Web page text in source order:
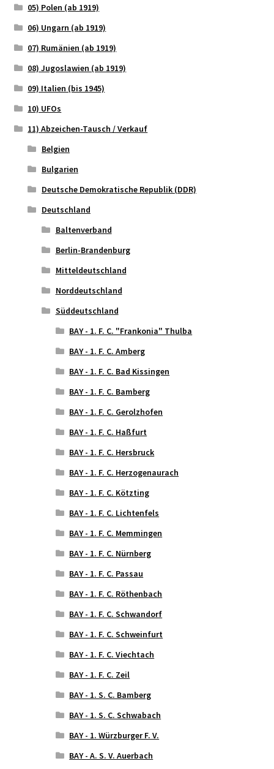
05) Polen (ab 1919)
06) Ungarn (ab 1919)
07) Rumänien (ab 1919)
08) Jugoslawien (ab 1919)
09) Italien (bis 1945)
10) UFOs
11) Abzeichen-Tausch / Verkauf
Belgien
Bulgarien
Deutsche Demokratische Republik (DDR)
Deutschland
Baltenverband
Berlin-Brandenburg
Mitteldeutschland
Norddeutschland
Süddeutschland
BAY - 1. F. C. "Frankonia" Thulba
BAY - 1. F. C. Amberg
BAY - 1. F. C. Bad Kissingen
BAY - 1. F. C. Bamberg
BAY - 1. F. C. Gerolzhofen
BAY - 1. F. C. Haßfurt
BAY - 1. F. C. Hersbruck
BAY - 1. F. C. Herzogenaurach
BAY - 1. F. C. Kötzting
BAY - 1. F. C. Lichtenfels
BAY - 1. F. C. Memmingen
BAY - 1. F. C. Nürnberg
BAY - 1. F. C. Passau
BAY - 1. F. C. Röthenbach
BAY - 1. F. C. Schwandorf
BAY - 1. F. C. Schweinfurt
BAY - 1. F. C. Viechtach
BAY - 1. F. C. Zeil
BAY - 1. S. C. Bamberg
BAY - 1. S. C. Schwabach
BAY - 1. Würzburger F. V.
BAY - A. S. V. Auerbach